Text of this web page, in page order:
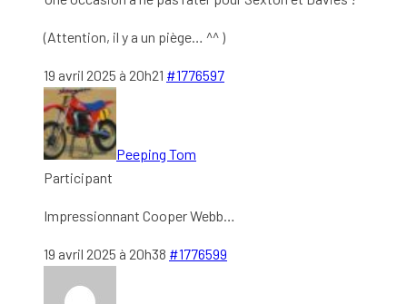
(Attention, il y a un piège… ^^ )
19 avril 2025 à 20h21 #1776597
Peeping Tom
Participant
Impressionnant Cooper Webb…
19 avril 2025 à 20h38 #1776599